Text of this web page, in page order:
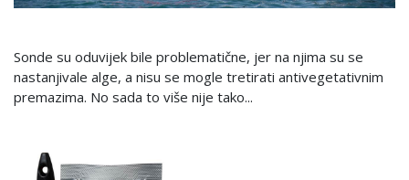
Sonde su oduvijek bile problematične, jer na njima su se
nastanjivale alge, a nisu se mogle tretirati antivegetativnim
premazima. No sada to više nije tako...